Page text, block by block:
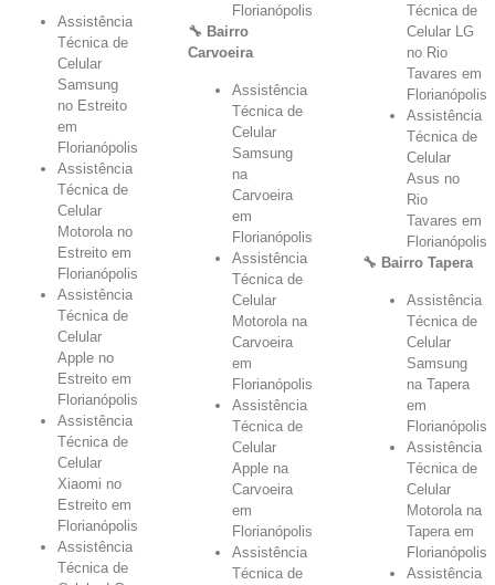
Assistência
Técnica de
Celular
Samsung
no Estreito
em
Florianópolis
Assistência
Técnica de
Celular
Motorola no
Estreito em
Florianópolis
Assistência
Técnica de
Celular
Apple no
Estreito em
Florianópolis
Assistência
Técnica de
Celular
Xiaomi no
Estreito em
Florianópolis
Assistência
Técnica de
Florianópolis
🔧 Bairro
Carvoeira
Assistência
Técnica de
Celular
Samsung
na
Carvoeira
em
Florianópolis
Assistência
Técnica de
Celular
Motorola na
Carvoeira
em
Florianópolis
Assistência
Técnica de
Celular
Apple na
Carvoeira
em
Florianópolis
Assistência
Técnica de
Técnica de
Celular LG
no Rio
Tavares em
Florianópolis
Assistência
Técnica de
Celular
Asus no
Rio
Tavares em
Florianópolis
🔧 Bairro Tapera
Assistência
Técnica de
Celular
Samsung
na Tapera
em
Florianópolis
Assistência
Técnica de
Celular
Motorola na
Tapera em
Florianópolis
Assistência